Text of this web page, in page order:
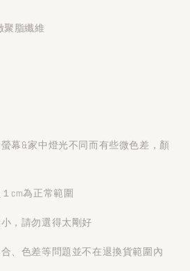
聚脂纖維
幕&家中燈光不同而有些微色差，顏
cm為正常範圍
，請勿選得太剛好
、色差等問題並不在退換貨範圍內